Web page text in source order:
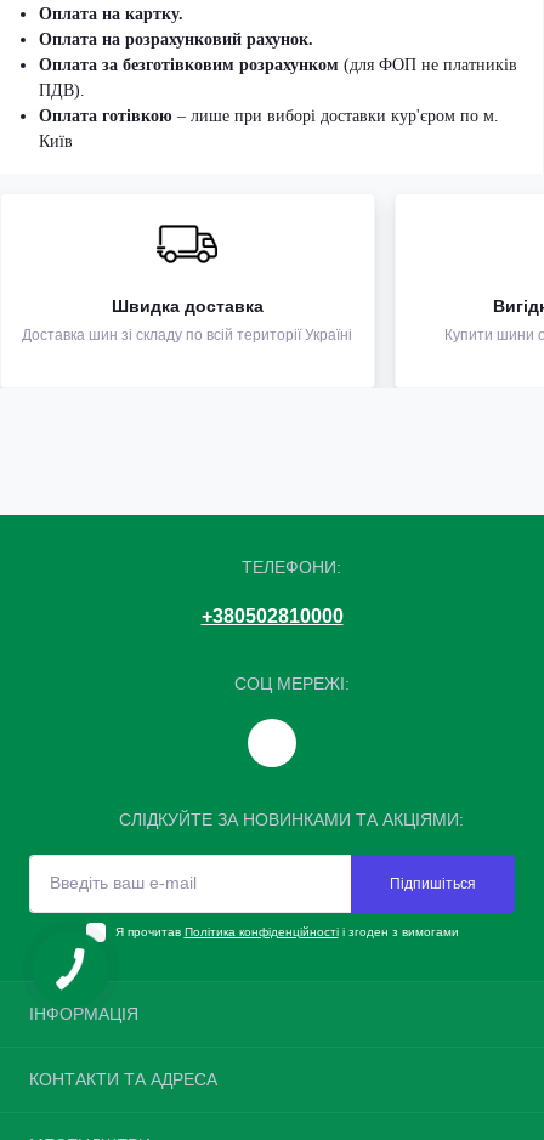
Оплата на картку.
Оплата на розрахунковий рахунок.
Оплата за безготівковим розрахунком (для ФОП не платників
ПДВ).
Оплата готівкою – лише при виборі доставки кур'єром по м.
Київ
Швидка доставка
Доставка шин зі складу по всій території Україні Купити шини
ТЕЛЕФОНИ:
+380502810000
СОЦ МЕРЕЖІ:
СЛІДКУЙТЕ ЗА НОВИНКАМИ ТА АКЦІЯМИ:
Підпишіться
Я прочитав Політика конфіденційностіі згоден з вимогами
ІНФОРМАЦІЯ
Про нас
КОНТАКТИ ТА АДРЕСА